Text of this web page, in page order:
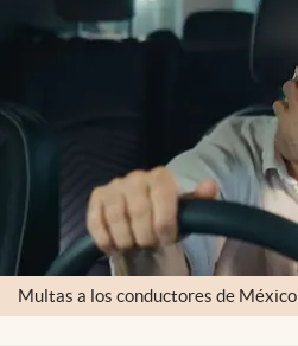
abre en nueva pestaña
México
Multas a los conductores de México